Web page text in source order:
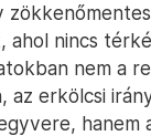
ahol nincs
nem a
az erkölcsi